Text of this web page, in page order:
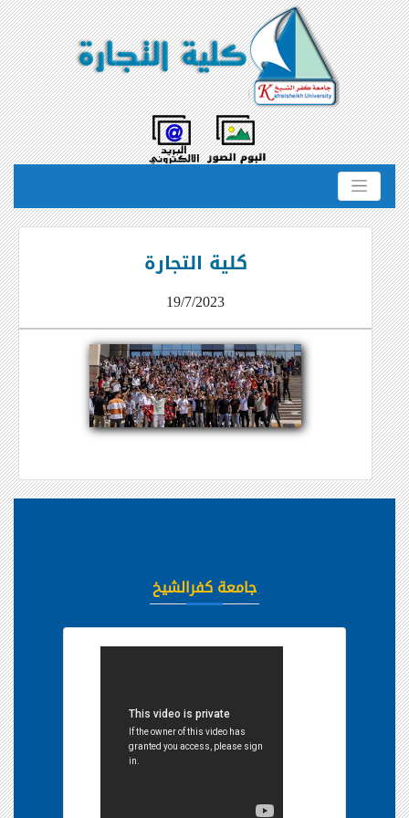
كلية التجارة
19/7/2023
جامعة كفرالشيخ